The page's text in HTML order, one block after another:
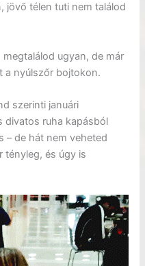
jövő télen tuti nem találod
ugyan, de már
a nyúlszőr bojtokon.
szerinti januári
divatos ruha kapásból
– de hát nem veheted
tényleg, és úgy is